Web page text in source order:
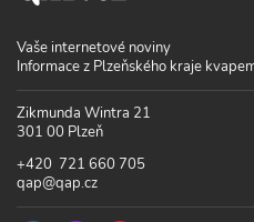
Vaše internetové noviny
Informace z Plzeňského kraje
Zikmunda Wintra 21
301 00 Plzeň
+420 721 660 705
qap@qap.cz